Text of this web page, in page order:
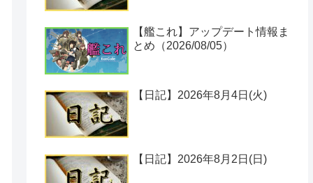
【艦これ】アップデート情報ま
とめ（2026/08/05）
【日記】2026年8月4日(火)
【日記】2026年8月2日(日)